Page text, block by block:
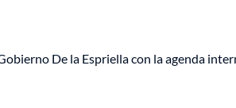
De la Espriella con la agenda